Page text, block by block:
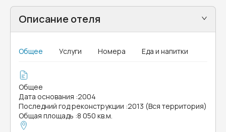
Описание отеля
Общее Услуги Номера Еда и напитки
Общее
Дата основания :2004
Последний год реконструкции :2013 (Вся территория)
Общая площадь :8 050 кв.м.